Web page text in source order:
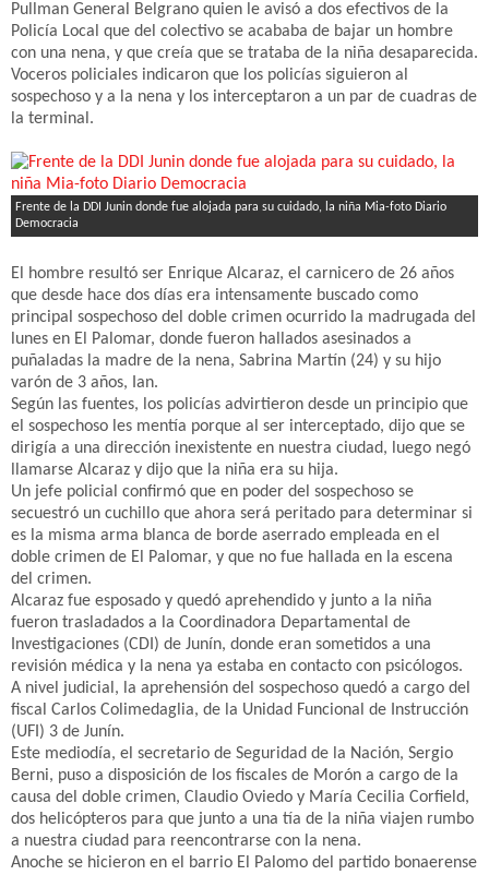
Pullman General Belgrano quien le avisó a dos efectivos de la
Policía Local que del colectivo se acababa de bajar un hombre
con una nena, y que creía que se trataba de la niña desaparecida.
Voceros policiales indicaron que los policías siguieron al
sospechoso y a la nena y los interceptaron a un par de cuadras de
la terminal.
Frente de la DDI Junin donde fue alojada para su cuidado, la niña Mia-foto Diario
Democracia
El hombre resultó ser Enrique Alcaraz, el carnicero de 26 años
que desde hace dos días era intensamente buscado como
principal sospechoso del doble crimen ocurrido la madrugada del
lunes en El Palomar, donde fueron hallados asesinados a
puñaladas la madre de la nena, Sabrina Martín (24) y su hijo
varón de 3 años, Ian.
Según las fuentes, los policías advirtieron desde un principio que
el sospechoso les mentía porque al ser interceptado, dijo que se
dirigía a una dirección inexistente en nuestra ciudad, luego negó
llamarse Alcaraz y dijo que la niña era su hija.
Un jefe policial confirmó que en poder del sospechoso se
secuestró un cuchillo que ahora será peritado para determinar si
es la misma arma blanca de borde aserrado empleada en el
doble crimen de El Palomar, y que no fue hallada en la escena
del crimen.
Alcaraz fue esposado y quedó aprehendido y junto a la niña
fueron trasladados a la Coordinadora Departamental de
Investigaciones (CDI) de Junín, donde eran sometidos a una
revisión médica y la nena ya estaba en contacto con psicólogos.
A nivel judicial, la aprehensión del sospechoso quedó a cargo del
fiscal Carlos Colimedaglia, de la Unidad Funcional de Instrucción
(UFI) 3 de Junín.
Este mediodía, el secretario de Seguridad de la Nación, Sergio
Berni, puso a disposición de los fiscales de Morón a cargo de la
causa del doble crimen, Claudio Oviedo y María Cecilia Corfield,
dos helicópteros para que junto a una tía de la niña viajen rumbo
a nuestra ciudad para reencontrarse con la nena.
Anoche se hicieron en el barrio El Palomo del partido bonaerense